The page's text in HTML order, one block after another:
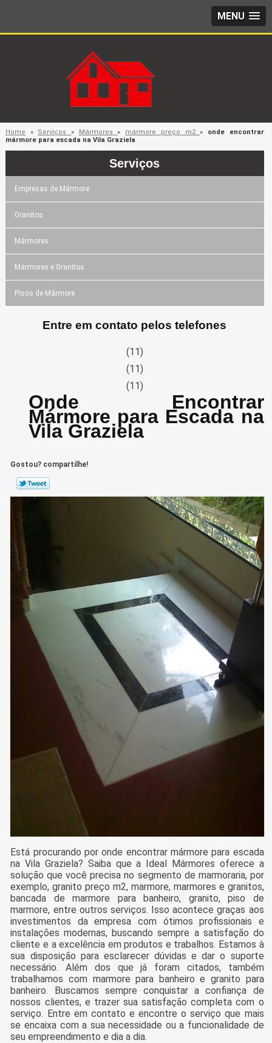
MENU
Home » Serviços» Mármores» mármore preço m2» onde encontrar
mármore para escada na Vila Graziela
Serviços
Empresas de Mármore
Granitos
Mármores
Mármores e Granitos
Pisos de Mármore
Entre em contato pelos telefones
(11)
(11)
(11)
Onde Encontrar
Mármore para Escada na
Vila Graziela
Gostou? compartilhe!
Está procurando por onde encontrar mármore para escada
na Vila Graziela? Saiba que a Ideal Mármores oferece a
solução que você precisa no segmento de marmoraria, por
exemplo, granito preço m2, marmore, marmores e granitos,
bancada de marmore para banheiro, granito, piso de
marmore, entre outros serviços. Isso acontece graças aos
investimentos da empresa com ótimos profissionais e
instalações modernas, buscando sempre a satisfação do
cliente e a excelência em produtos e trabalhos. Estamos à
sua disposição para esclarecer dúvidas e dar o suporte
necessário. Além dos que já foram citados, também
trabalhamos com marmore para banheiro e granito para
banheiro. Buscamos sempre conquistar a confiança de
nossos clientes, e trazer sua satisfação completa com o
serviço. Entre em contato e encontre o serviço que mais
se encaixa com a sua necessidade ou a funcionalidade de
seu empreendimento e dia a dia.